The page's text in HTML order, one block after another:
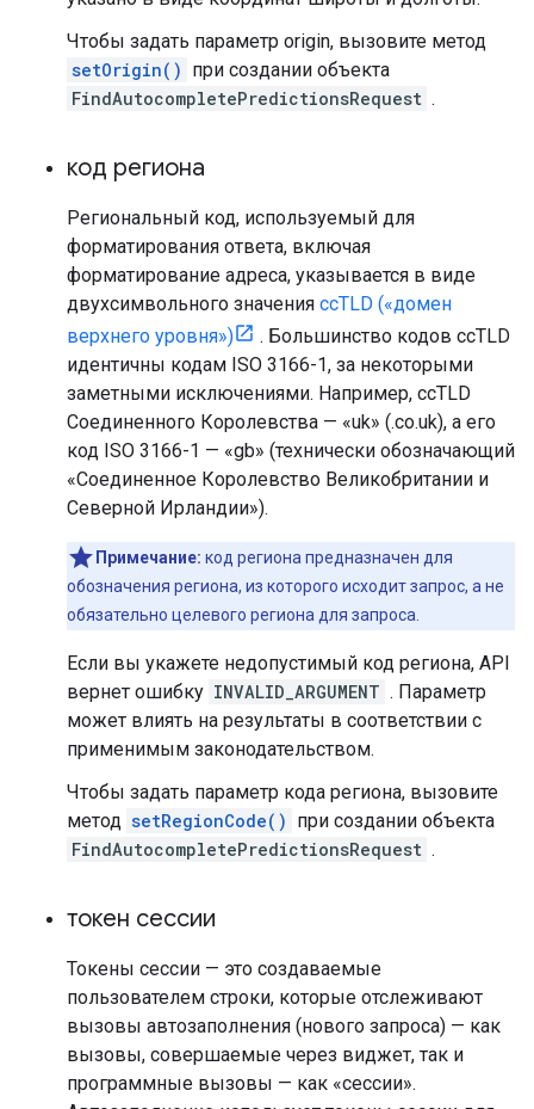
Чтобы задать параметр origin, вызовите метод
setOrigin() при создании объекта
FindAutocompletePredictionsRequest .
код региона
Региональный код, используемый для
форматирования ответа, включая
форматирование адреса, указывается в виде
двухсимвольного значения ccTLD («домен
верхнего уровня»)
. Большинство кодов ccTLD
идентичны кодам ISO 3166-1, за некоторыми
заметными исключениями. Например, ccTLD
Соединенного Королевства — «uk» (.co.uk), а его
код ISO 3166-1 — «gb» (технически обозначающий
«Соединенное Королевство Великобритании и
Северной Ирландии»).
Примечание: код региона предназначен для
обозначения региона, из которого исходит запрос, а не
обязательно целевого региона для запроса.
Если вы укажете недопустимый код региона, API
вернет ошибку INVALID_ARGUMENT . Параметр
может влиять на результаты в соответствии с
применимым законодательством.
Чтобы задать параметр кода региона, вызовите
метод setRegionCode() при создании объекта
FindAutocompletePredictionsRequest .
токен сессии
Токены сессии — это создаваемые
пользователем строки, которые отслеживают
вызовы автозаполнения (нового запроса) — как
вызовы, совершаемые через виджет, так и
программные вызовы — как «сессии».